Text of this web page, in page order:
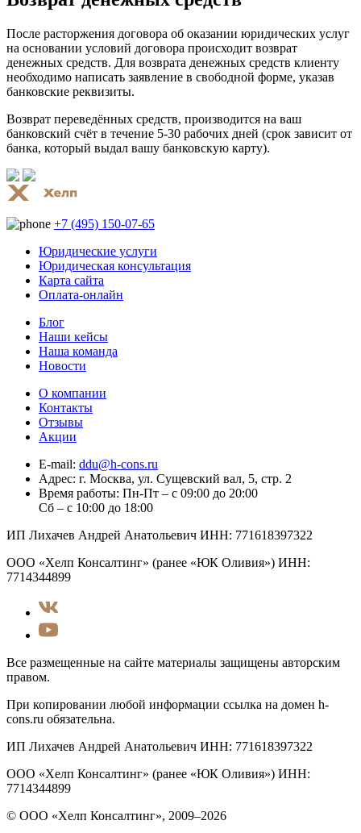
После расторжения договора об оказании юридических услуг
на основании условий договора происходит возврат
денежных средств. Для возврата денежных средств клиенту
необходимо написать заявление в свободной форме, указав
банковские реквизиты.
Возврат переведённых средств, производится на ваш
банковский счёт в течение 5-30 рабочих дней (срок зависит от
банка, который выдал вашу банковскую карту).
+7 (495) 150-07-65
Юридические услуги
Юридическая консультация
Карта сайта
Оплата-онлайн
Блог
Наши кейсы
Наша команда
Новости
О компании
Контакты
Отзывы
Акции
E-mail: ddu@h-cons.ru
Адрес: г. Москва, ул. Сущевский вал, 5, стр. 2
Время работы: Пн-Пт – с 09:00 до 20:00
Сб – с 10:00 до 18:00
ИП Лихачев Андрей Анатольевич ИНН: 771618397322
ООО «Хелп Консалтинг» (ранее «ЮК Оливия») ИНН:
7714344899
Все размещенные на сайте материалы защищены авторским
правом.
При копировании любой информации ссылка на домен h-
cons.ru обязательна.
ИП Лихачев Андрей Анатольевич ИНН: 771618397322
ООО «Хелп Консалтинг» (ранее «ЮК Оливия») ИНН:
7714344899
© ООО «Хелп Консалтинг», 2009–2026